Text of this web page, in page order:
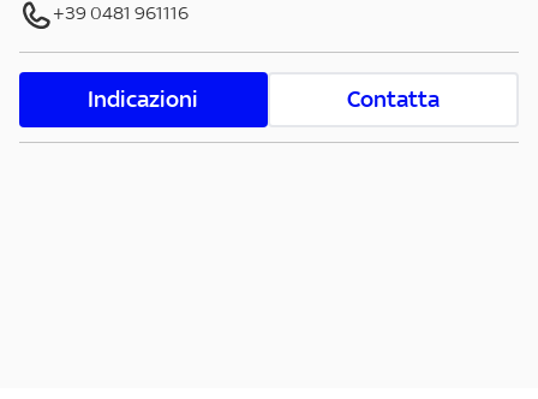
+39 0481 961116
Indicazioni Contatta